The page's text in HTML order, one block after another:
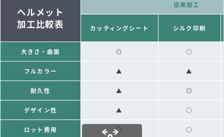
ヘルメット
加工比較表
従来加工
カッティングシート シルク印刷
大きさ・曲面 ◎ ○
フルカラー ▲ ▲
耐久性 ▲ ◎
デザイン性 ▲ ○
ロット費用 ○ ○